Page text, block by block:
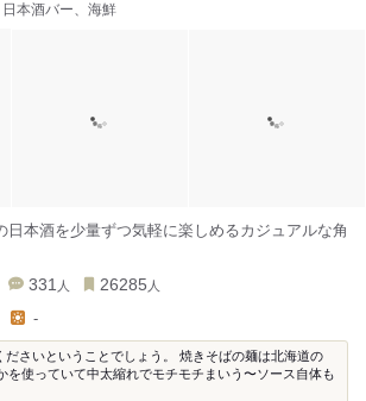
本酒バー、海鮮
日本酒を少量ずつ気軽に楽しめるカジュアルな角
331 人 26285 人
-
ださいということでしょう。 焼きそばの麺は北海道の
を使っていて中太縮れでモチモチまいう〜ソース自体も